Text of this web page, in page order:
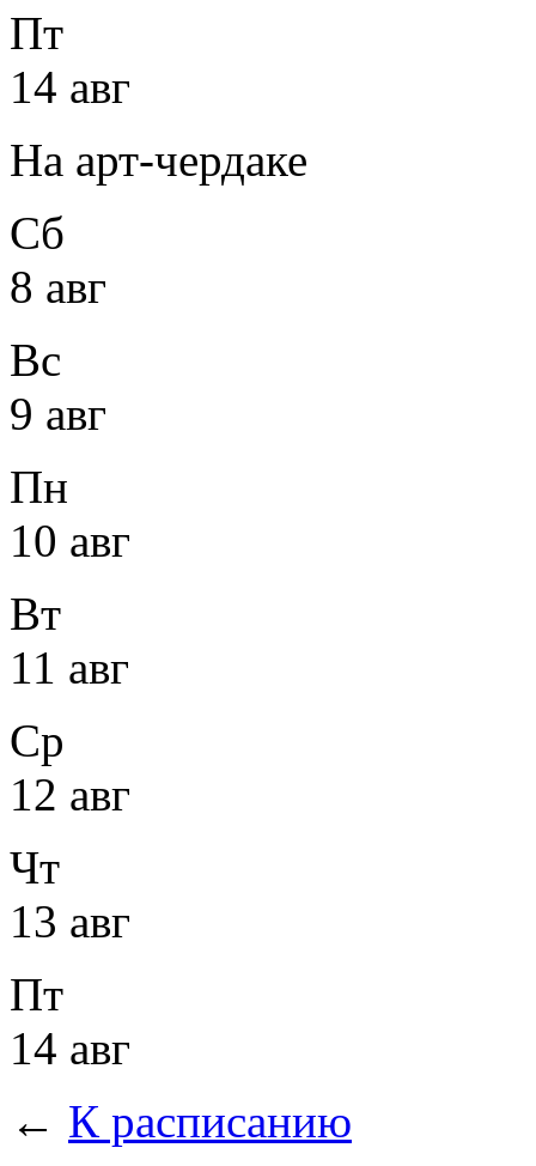
Пт
14 авг
На арт-чердаке
Сб
8 авг
Вс
9 авг
Пн
10 авг
Вт
11 авг
Ср
12 авг
Чт
13 авг
Пт
14 авг
← К расписанию